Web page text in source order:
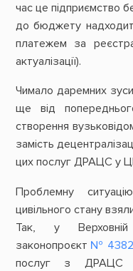
час це підприємство
до бюджету
платежем за
актуалізації).
Чимало даремних
ще від
створення
замість
цих послуг ДРАЦС у
Проблемну
цивільного стану
Так, у
законопроєкт № 4382
послуг з ДРАЦС